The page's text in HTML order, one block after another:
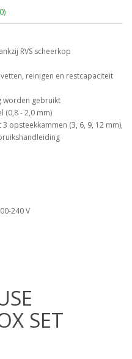
RVS scheerkop
reinigen en restcapaciteit
worden gebruikt
(0,8 - 2,0 mm)
opsteekkammen (3, 6, 9, 12 mm),
240 V
SET